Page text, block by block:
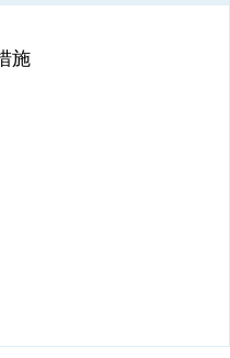
行中各种因素的影响,过热器各
流量各不相同,则各管中蒸汽的
温度和管壁温度有差别,运行中
平均数值,这种现象叫做热偏
受热不均受热不均就是并列各
子,其中蒸汽的吸热量大,蒸汽
高,受热不均会产生热偏差。
几点:(1)炉膛出口残余旋转所
因。四角切圆燃烧煤锅炉在运
强烈旋转火焰区。随着旋转气
出口仍然存在着较大的残余旋
,到炉膛出口处仅旋转了1/21/4
速度偏差,同时造成两侧的烟
施